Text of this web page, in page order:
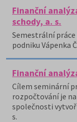
Finanční
schody, a. s.
Semestrální
podniku Vápenka
Finanční
Cílem seminární
rozpočtování je
společnosti
s.